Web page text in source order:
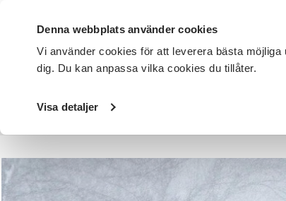
Denna webbplats använder cookies
Vi använder cookies för att leverera bästa
dig. Du kan anpassa vilka cookies du tillåter.
Visa detaljer
DET HÄR GÖR VI FÖR DIG SOM SÖK KURSER OCH
Startsida / Avdelningar